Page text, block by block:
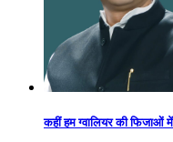
कहीं हम ग्वालियर की फिजाओं